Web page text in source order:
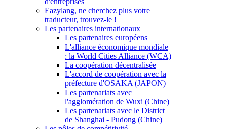
Eazylang, ne cherchez plus votre
traducteur, trouvez-le !
Les partenaires internationaux
Les partenaires européens
L'alliance économique mondiale
: la World Cities Alliance (WCA)
La coopération décentralisée
L'accord de coopération avec la
préfecture d'OSAKA (JAPON)
Les partenariats avec
l'agglomération de Wuxi (Chine)
Les partenariats avec le District
de Shanghai - Pudong (Chine)